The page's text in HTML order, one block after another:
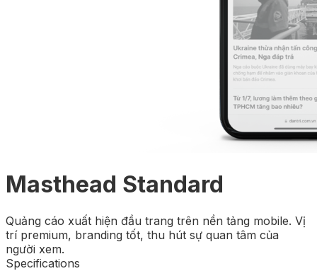
Masthead Standard
Quảng cáo xuất hiện đầu trang trên nền tảng mobile. Vị
trí premium, branding tốt, thu hút sự quan tâm của
người xem.
Specifications